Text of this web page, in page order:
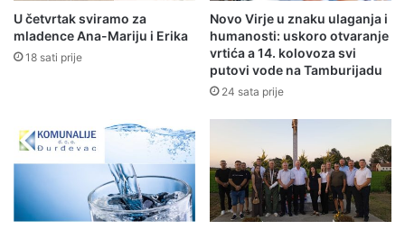
U četvrtak sviramo za
mladence Ana-Mariju i Erika
18 sati prije
Novo Virje u znaku ulaganja i
humanosti: uskoro otvaranje
vrtića a 14. kolovoza svi
putovi vode na Tamburijadu
24 sata prije